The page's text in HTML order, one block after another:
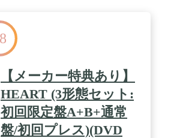
【メーカー特典あり】
HEART (3形態セット:
初回限定盤A+B+通常
盤/初回プレス)(DVD